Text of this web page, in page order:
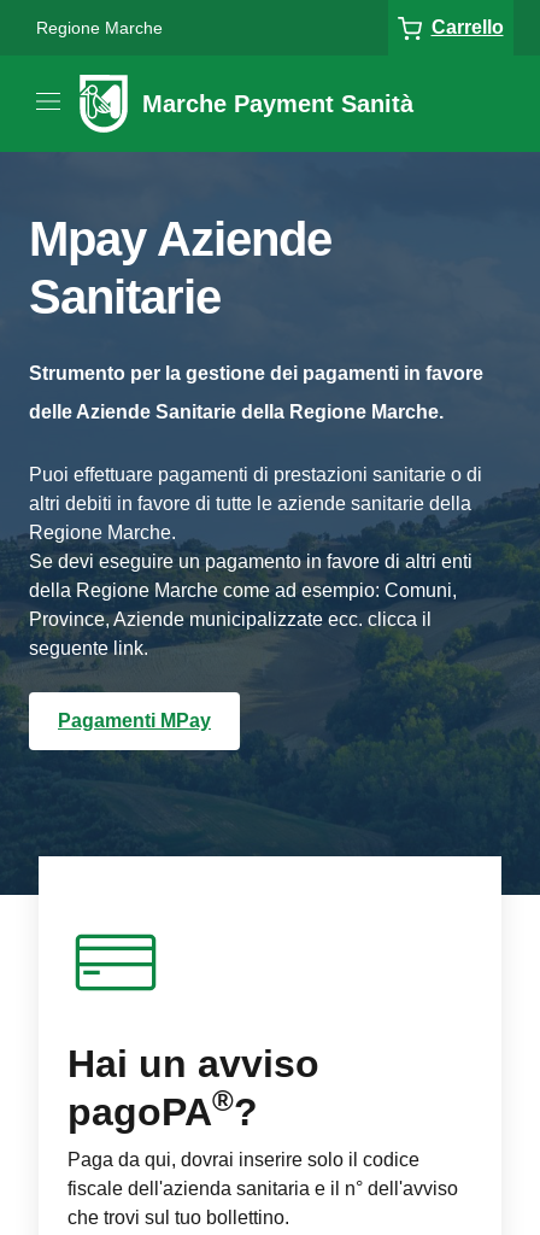
Regione Marche Carrello
Marche Payment Sanità
Mpay Aziende
Sanitarie
Strumento per la gestione dei pagamenti in favore
delle Aziende Sanitarie della Regione Marche.
Puoi effettuare pagamenti di prestazioni sanitarie o di
altri debiti in favore di tutte le aziende sanitarie della
Regione Marche.
Se devi eseguire un pagamento in favore di altri enti
della Regione Marche come ad esempio: Comuni,
Province, Aziende municipalizzate ecc. clicca il
seguente link.
Pagamenti MPay
Hai un avviso
pagoPA®?
Paga da qui, dovrai inserire solo il codice
fiscale dell'azienda sanitaria e il n° dell'avviso
che trovi sul tuo bollettino.